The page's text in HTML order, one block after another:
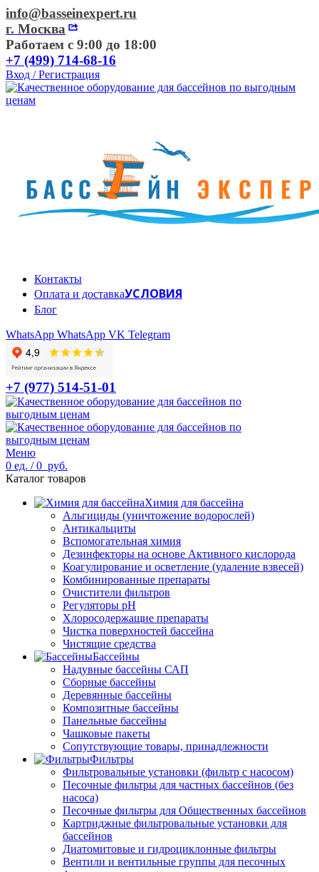
info@basseinexpert.ru
г. Москва
Работаем с 9:00 до 18:00
+7 (499) 714-68-16
Вход / Регистрация
Контакты
Оплата и доставкаУСЛОВИЯ
Блог
WhatsApp WhatsApp VK Telegram
+7 (977) 514-51-01
Меню
0 ед. / 0 руб.
Каталог товаров
Химия для бассейна
Альгициды (уничтожение водорослей)
Антикальциты
Вспомогательная химия
Дезинфекторы на основе Активного кислорода
Коагулирование и осветление (удаление взвесей)
Комбинированные препараты
Очистители фильтров
Регуляторы pH
Хлоросодержащие препараты
Чистка поверхностей бассейна
Чистящие средства
Бассейны
Надувные бассейны САП
Сборные бассейны
Деревянные бассейны
Композитные бассейны
Панельные бассейны
Чашковые пакеты
Сопутствующие товары, принадлежности
Фильтры
Фильтровальные установки (фильтр с насосом)
Песочные фильтры для частных бассейнов (без
насоса)
Песочные фильтры для Общественных бассейнов
Картриджные фильтровальные установки для
бассейнов
Диатомитовые и гидроциклонные фильтры
Вентили и вентильные группы для песочных